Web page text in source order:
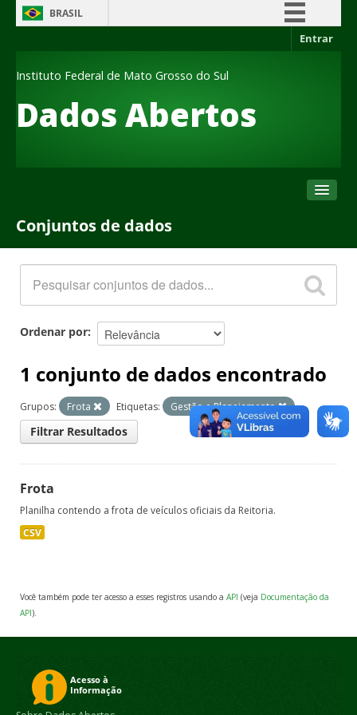
BRASIL
Acesso à informação
Canais
Entrar
Dados Abertos
Instituto Federal de Mato Grosso do Sul
Conjuntos de dados
Organizações
Sobre
Conjuntos de dados
Ordenar por
1 conjunto de dados encontrado
Grupos: Frota Etiquetas: Gestão e Planejamento
Filtrar Resultados
Frota
Planilha contendo a frota de veículos oficiais da Reitoria.
CSV
Você também pode ter acesso a esses registros usando a API (veja Documentação da
API).